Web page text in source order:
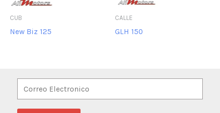
CUB
New Biz 125
CALLE
GLH 150